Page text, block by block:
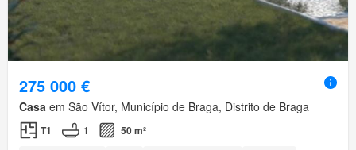
275 000 €
Casa em São Vítor, Município de Braga, Distrito de Braga
T1 1 50 m²